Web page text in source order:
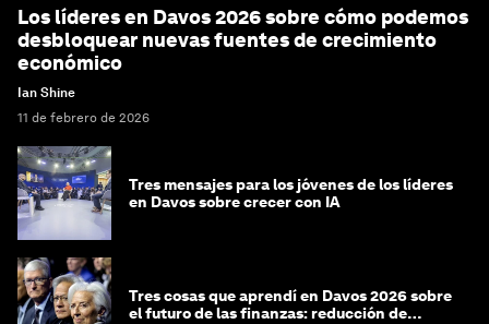
Los líderes en Davos 2026 sobre cómo podemos
desbloquear nuevas fuentes de crecimiento
económico
Ian Shine
11 de febrero de 2026
Tres mensajes para los jóvenes de los líderes
en Davos sobre crecer con IA
Tres cosas que aprendí en Davos 2026 sobre
el futuro de las finanzas: reducción de